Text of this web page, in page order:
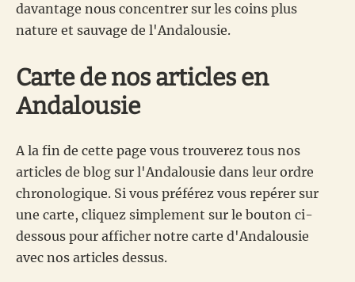
davantage nous concentrer sur les coins plus
nature et sauvage de l'Andalousie.
Carte de nos articles en
Andalousie
A la fin de cette page vous trouverez tous nos
articles de blog sur l'Andalousie dans leur ordre
chronologique. Si vous préférez vous repérer sur
une carte, cliquez simplement sur le bouton ci-
dessous pour afficher notre carte d'Andalousie
avec nos articles dessus.